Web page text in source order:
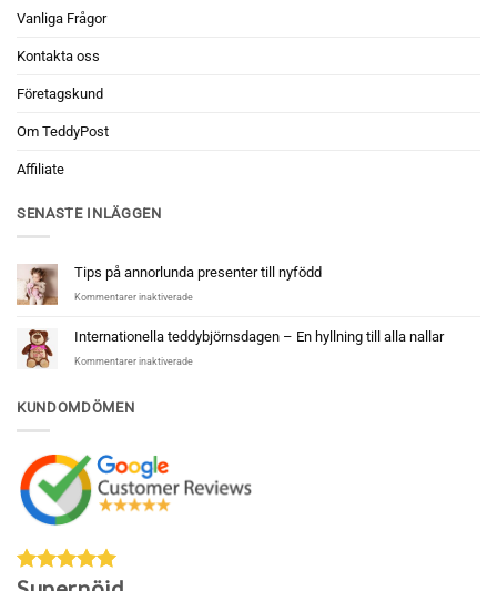
Vanliga Frågor
Kontakta oss
Företagskund
Om TeddyPost
Affiliate
SENASTE INLÄGGEN
Tips på annorlunda presenter till nyfödd
Kommentarer inaktiveradeför
på
annorlunda
presenter
Internationella teddybjörnsdagen – En hyllning till alla nallar
Kommentarer inaktiveradeför
nallar
KUNDOMDÖMEN